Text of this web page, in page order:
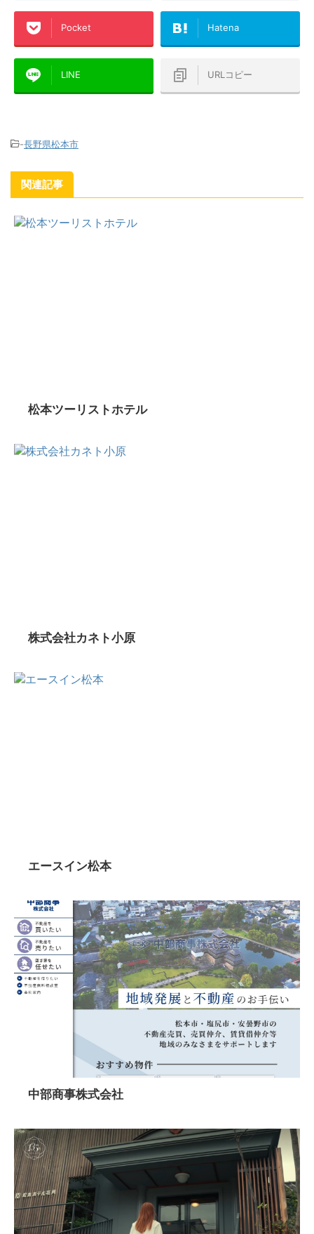
Pocket Hatena
LINE URLコピー
-長野県松本市
関連記事
松本ツーリストホテル
株式会社カネト小原
エースイン松本
中部商事株式会社